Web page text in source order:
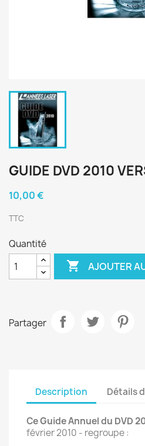
GUIDE DVD 2010
10,00 €
TTC
Quantité
 AJOUTER
Partager
Description Détails
Ce Guide Annuel du DVD
février 2010 - regroupe :